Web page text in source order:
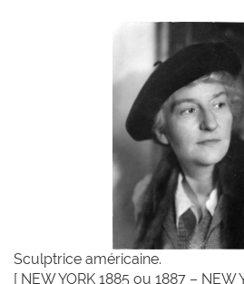
Sculptrice américaine.
[ NEW YORK 1885 ou 1887 – NEW